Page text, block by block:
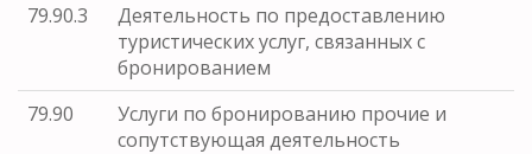
79.90.3
Деятельность по предоставлению
туристических услуг, связанных с
бронированием
79.90
Услуги по бронированию прочие и
сопутствующая деятельность